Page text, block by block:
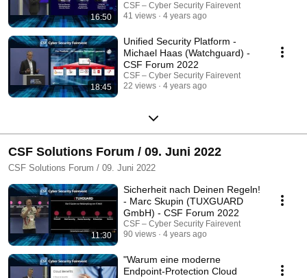
16:50
CSF – Cyber Security Fairevent
41 views
4 years ago
18:45
Unified Security Platform -
Michael Haas (Watchguard) -
CSF Forum 2022
CSF – Cyber Security Fairevent
22 views
4 years ago
CSF Solutions Forum / 09. Juni 2022
CSF Solutions Forum / 09. Juni 2022
11:30
Sicherheit nach Deinen Regeln!
- Marc Skupin (TUXGUARD
GmbH) - CSF Forum 2022
CSF – Cyber Security Fairevent
90 views
4 years ago
"Warum eine moderne
Endpoint-Protection Cloud